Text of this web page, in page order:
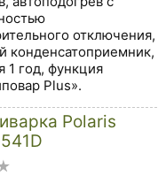
отключения,
конденсатоприемник,
1 год, функция
Plus».
Polaris